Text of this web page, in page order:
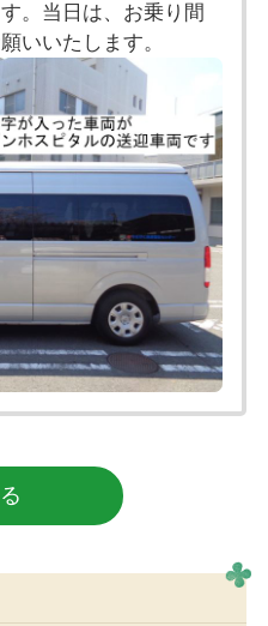
。当日は、お乗り間
いいたします。